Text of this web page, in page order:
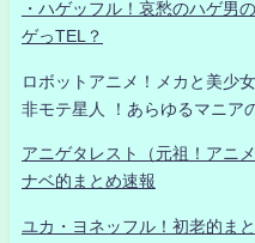
・ハゲッフル！哀愁のハゲ男
ゲっTEL？
ロボットアニメ！メカと美少
非モテ星人 ！あらゆるマニア
アニゲタレスト（元祖！アニ
ナベ的まとめ速報
ユカ・ヨネッフル！初老的ま